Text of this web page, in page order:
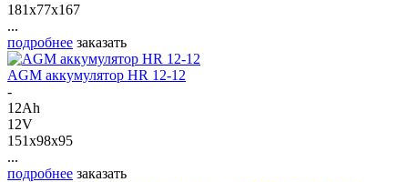
181x77x167
...
подробнее заказать
AGM аккумулятор HR 12-12
-
12Ah
12V
151x98x95
...
подробнее заказать